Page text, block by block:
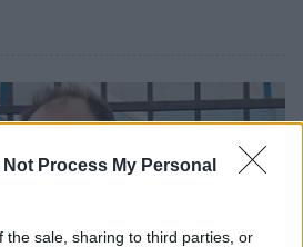
Not Process My Personal
the sale, sharing to third parties, or